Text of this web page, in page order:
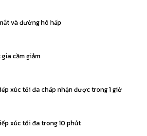
và đường hô hấp
cầm giảm
xúc tối đa chấp nhận được trong 1 giờ
xúc tối đa trong 10 phút